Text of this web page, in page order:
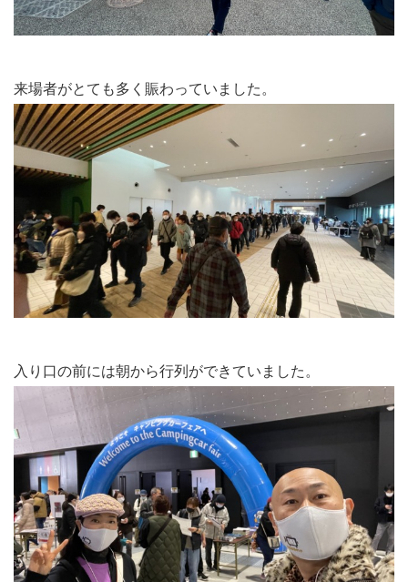
来場者がとても多く賑わっていました。
入り口の前には朝から行列ができていました。